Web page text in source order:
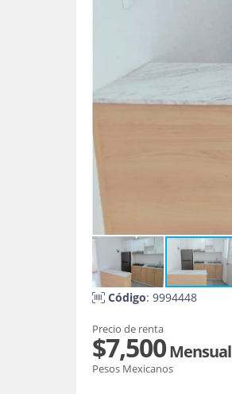
Código: 9994448
Precio de renta
$7,500Mensual
Pesos Mexicanos